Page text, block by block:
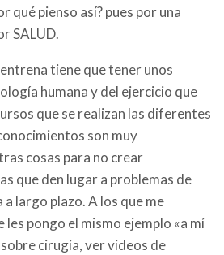
qué pienso así? pues por una
SALUD.
tiene que tener unos
humana y del ejercicio que
que se realizan las diferentes
son muy
cosas para no crear
que den lugar a problemas de
largo plazo. A los que me
pongo el mismo ejemplo «a mí
cirugía, ver videos de